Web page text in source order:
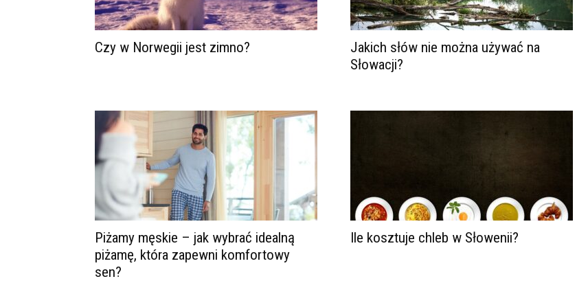
Czy w Norwegii jest zimno?
Jakich słów nie można używać na
Słowacji?
Piżamy męskie – jak wybrać idealną
piżamę, która zapewni komfortowy
sen?
Ile kosztuje chleb w Słowenii?